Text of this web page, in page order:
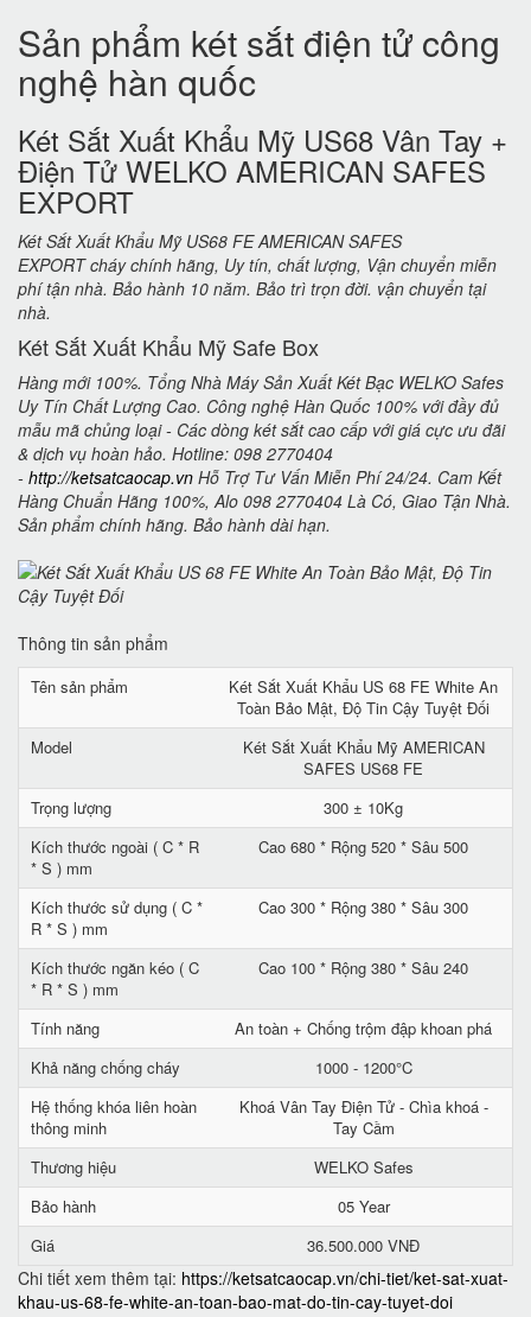
Sản phẩm két sắt điện tử công
nghệ hàn quốc
Két Sắt Xuất Khẩu Mỹ US68 Vân Tay +
Điện Tử WELKO AMERICAN SAFES
EXPORT
Két Sắt Xuất Khẩu Mỹ US68 FE AMERICAN SAFES
EXPORT cháy chính hãng, Uy tín, chất lượng, Vận chuyển miễn
phí tận nhà. Bảo hành 10 năm. Bảo trì trọn đời. vận chuyển tại
nhà.
Két Sắt Xuất Khẩu Mỹ Safe Box
Hàng mới 100%. Tổng Nhà Máy Sản Xuất Két Bạc WELKO Safes
Uy Tín Chất Lượng Cao. Công nghệ Hàn Quốc 100% với đầy đủ
mẫu mã chủng loại - Các dòng két sắt cao cấp với giá cực ưu đãi
& dịch vụ hoàn hảo. Hotline: 098 2770404
- http://ketsatcaocap.vn Hỗ Trợ Tư Vấn Miễn Phí 24/24. Cam Kết
Hàng Chuẩn Hãng 100%, Alo 098 2770404 Là Có, Giao Tận Nhà.
Sản phẩm chính hãng. Bảo hành dài hạn.
Thông tin sản phẩm
Tên sản phẩm
Két Sắt Xuất Khẩu US 68 FE White An
Toàn Bảo Mật, Độ Tin Cậy Tuyệt Đối
Model
Két Sắt Xuất Khẩu Mỹ AMERICAN
SAFES US68 FE
Trọng lượng
300 ± 10Kg
Kích thước ngoài ( C * R
* S ) mm
Cao 680 * Rộng 520 * Sâu 500
Kích thước sử dụng ( C *
R * S ) mm
Cao 300 * Rộng 380 * Sâu 300
Kích thước ngăn kéo ( C
* R * S ) mm
Cao 100 * Rộng 380 * Sâu 240
Tính năng
An toàn + Chống trộm đập khoan phá
Khả năng chống cháy
1000 - 1200°C
Hệ thống khóa liên hoàn
thông minh
Khoá Vân Tay Điện Tử - Chìa khoá -
Tay Cầm
Thương hiệu
WELKO Safes
Bảo hành
05 Year
Giá
36.500.000 VNĐ
Chi tiết xem thêm tại: https://ketsatcaocap.vn/chi-tiet/ket-sat-xuat-
khau-us-68-fe-white-an-toan-bao-mat-do-tin-cay-tuyet-doi